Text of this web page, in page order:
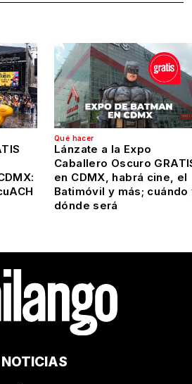
Qué hacer
Lánzate a la Expo
Caballero Oscuro
en CDMX, habrá cine, el
Batimóvil y más; cuándo
dónde será
NOTICIAS